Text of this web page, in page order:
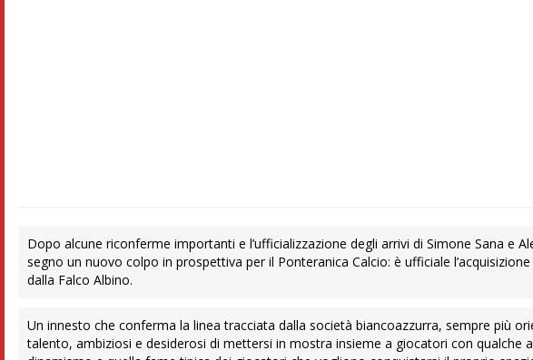
Dopo alcune riconferme importanti e l’ufficializzazione degli arrivi di Simone Sana e
segno un nuovo colpo in prospettiva per il Ponteranica Calcio: è ufficiale
dalla Falco Albino.
Un innesto che conferma la linea tracciata dalla società biancoazzurra, sempre più
talento, ambiziosi e desiderosi di mettersi in mostra insieme a giocatori con qualche